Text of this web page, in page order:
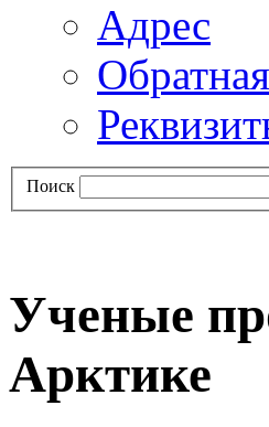
Адрес
Поиск
Ученые
Арктике